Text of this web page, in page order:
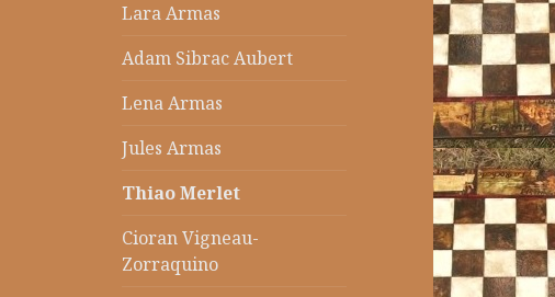
Lara Armas
Adam Sibrac Aubert
Lena Armas
Jules Armas
Thiao Merlet
Cioran Vigneau-
Zorraquino